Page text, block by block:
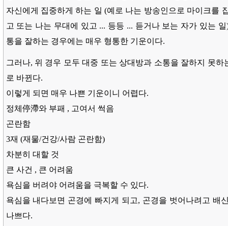
자신에게 집중하게 하는 일 (예로 나는 방송인으로 마이크를
고 또는 나는 무대에 있고 ... 등등 ... 듣거나 보는 자가 있는
통을 잘하는 경우에는 매우 형통한 기운이다.
그러나, 위 경우 모두 대중 또는 상대방과 소통을 잘하지 못
로 바뀐다.
이렇게 되면 매우 나쁜 기운이니 어렵다.
정체停滯와 부패 , 고여서 썩음
곤란함
3재 (재물/건강/사람 곤란함)
차분히 대할 것
큰 사건 , 큰 어려움
욕심을 버려야 어려움을 극복할 수 있다.
욕심을 내다보면 곤경에 빠지게 되고, 곤경을 벗어나려고 배
나쁘다.